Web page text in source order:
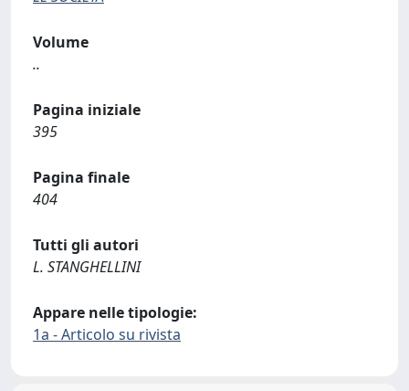
Volume
..
Pagina iniziale
395
Pagina finale
404
Tutti gli autori
L. STANGHELLINI
Appare nelle tipologie:
1a - Articolo su rivista